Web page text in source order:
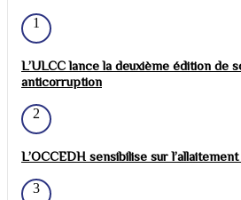
1
L’ULCC lance la deuxième édition de
anticorruption
2
L’OCCEDH sensibilise sur
3